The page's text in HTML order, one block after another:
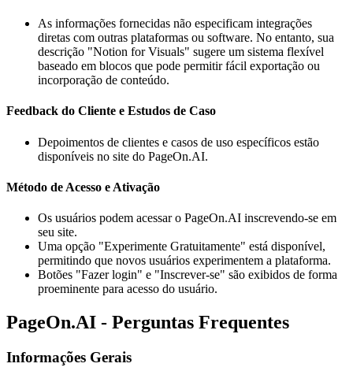
As informações fornecidas não especificam integrações
diretas com outras plataformas ou software. No entanto, sua
descrição "Notion for Visuals" sugere um sistema flexível
baseado em blocos que pode permitir fácil exportação ou
incorporação de conteúdo.
Feedback do Cliente e Estudos de Caso
Depoimentos de clientes e casos de uso específicos estão
disponíveis no site do PageOn.AI.
Método de Acesso e Ativação
Os usuários podem acessar o PageOn.AI inscrevendo-se em
seu site.
Uma opção "Experimente Gratuitamente" está disponível,
permitindo que novos usuários experimentem a plataforma.
Botões "Fazer login" e "Inscrever-se" são exibidos de forma
proeminente para acesso do usuário.
PageOn.AI - Perguntas Frequentes
Informações Gerais